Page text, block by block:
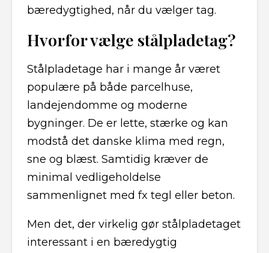
bæredygtighed, når du vælger tag.
Hvorfor vælge stålpladetag?
Stålpladetage har i mange år været
populære på både parcelhuse,
landejendomme og moderne
bygninger. De er lette, stærke og kan
modstå det danske klima med regn,
sne og blæst. Samtidig kræver de
minimal vedligeholdelse
sammenlignet med fx tegl eller beton.
Men det, der virkelig gør stålpladetaget
interessant i en bæredygtig